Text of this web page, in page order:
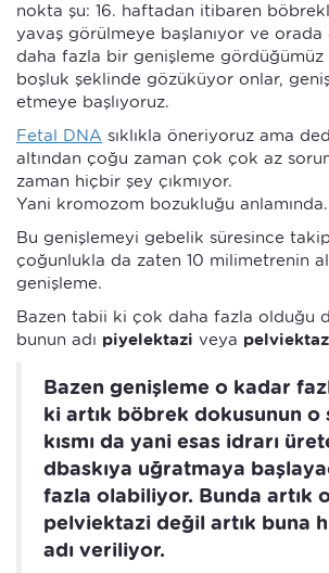
nokta şu: 16. haftadan itibaren
yavaş görülmeye başlanıyor ve
daha fazla bir genişleme gördüğümüz
boşluk şeklinde gözüküyor onlar,
etmeye başlıyoruz.
Fetal DNA sıklıkla öneriyoruz ama
altından çoğu zaman çok çok az
zaman hiçbir şey çıkmıyor.
Yani kromozom bozukluğu anlamında.
Bu genişlemeyi gebelik süresince
çoğunlukla da zaten 10 milimetrenin
genişleme.
Bazen tabii ki çok daha fazla olduğu
bunun adı piyelektazi veya
Bazen genişleme o kadar
ki artık böbrek dokusunun o
kısmı da yani esas idrarı
dbaskıya uğratmaya
fazla olabiliyor. Bunda artık
pelviektazi değil artık buna
adı veriliyor.